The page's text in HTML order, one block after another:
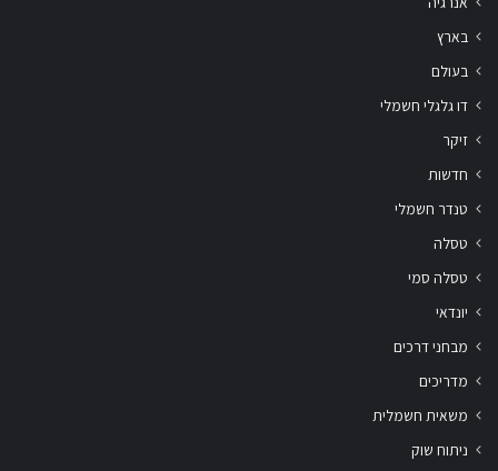
בארץ
בעולם
דו גלגלי חשמלי
זיקר
חדשות
טנדר חשמלי
טסלה
טסלה סמי
יונדאי
מבחני דרכים
מדריכים
משאית חשמלית
ניתוח שוק